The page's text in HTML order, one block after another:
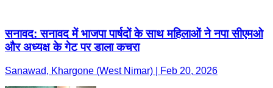
सनावद: सनावद में भाजपा पार्षदों के साथ महिलाओं ने नपा सीएमओ
और अध्यक्ष के गेट पर डाला कचरा
Sanawad, Khargone (West Nimar) | Feb 20, 2026